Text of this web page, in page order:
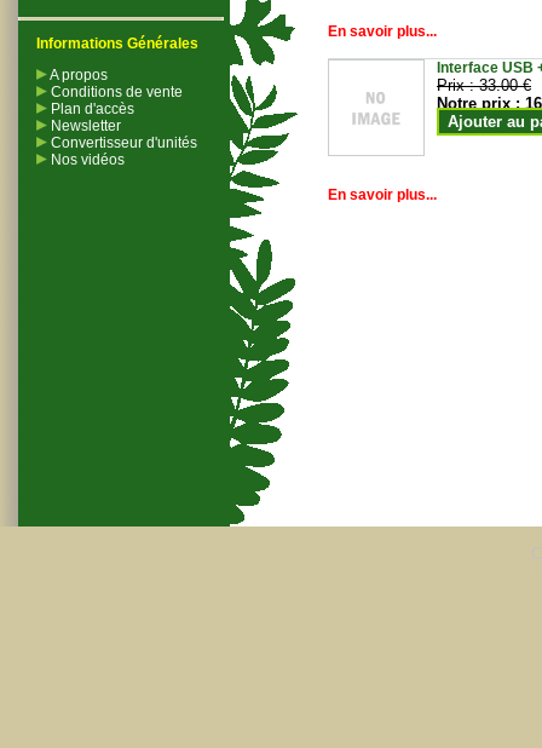
Informations Générales
A propos
Conditions de vente
Plan d'accès
Newsletter
Convertisseur d'unités
Nos vidéos
En savoir plus...
Interface USB
Prix :33.00 €
Notre prix :
Ajouter au
En savoir plus...